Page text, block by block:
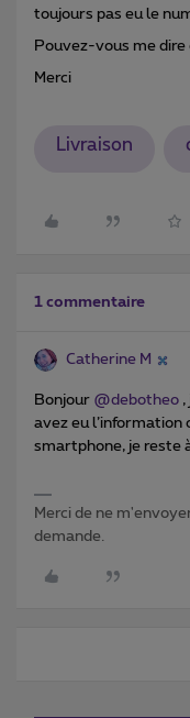
toujours pas eu le
Pouvez-vous me dire
Merci
Livraison
1 commentaire
Catherine M
Bonjour @debotheo ,
avez eu
smartphone, je reste
Merci de ne
demande.